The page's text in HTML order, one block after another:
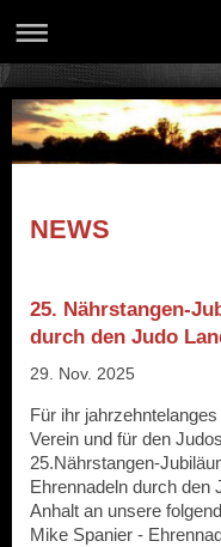
NEWS
25. Nährstangen-
durch den Judo
29. Nov. 2025
Für ihr
Verein und für den
25.Nährstangen-
Ehrennadeln durch den
Anhalt an unsere
Mike Spanier -